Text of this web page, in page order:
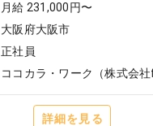
月給 231,000円〜
大阪府大阪市
正社員
ココカラ・ワーク（株式会社
詳細を見る